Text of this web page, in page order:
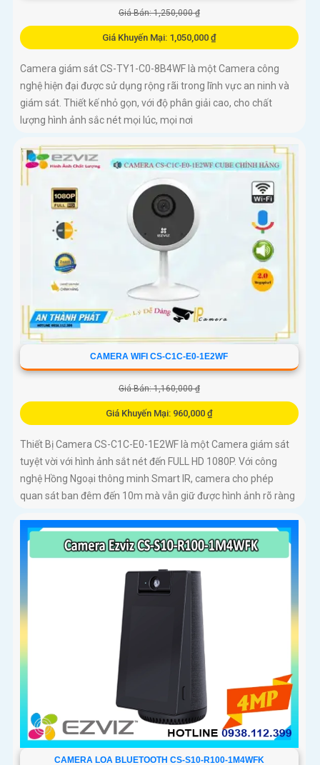
Giá Bán: 1,250,000 ₫
Giá Khuyến Mại: 1,050,000 ₫
Camera giám sát CS-TY1-C0-8B4WF là một Camera công
nghệ hiện đại được sử dụng rộng rãi trong lĩnh vực an ninh và
giám sát. Thiết kế nhỏ gọn, với độ phân giải cao, cho chất
lượng hình ảnh sắc nét mọi lúc, mọi nơi
CAMERA WIFI CS-C1C-E0-1E2WF
Giá Bán: 1,160,000 ₫
Giá Khuyến Mại: 960,000 ₫
Thiết Bị Camera CS-C1C-E0-1E2WF là một Camera giám sát
tuyệt vời với hình ảnh sắt nét đến FULL HD 1080P. Với công
nghệ Hồng Ngoại thông minh Smart IR, camera cho phép
quan sát ban đêm đến 10m mà vẫn giữ được hình ảnh rõ ràng
CAMERA LOA BLUETOOTH CS-S10-R100-1M4WFK